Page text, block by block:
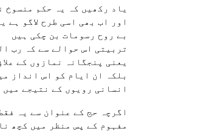
یاد رکھیں کہ یہ حکم منسوخ
اور اب بھی اسی طرح لاگو
بے روح رسومات بن چکی ہیں
تربیتی اس حوالے سے کہ رب
یعنی پنجگانہ نمازوں کے
بلکہ ان ایام کو اس انداز
انسانی رویوں کے نتیجے
مفہوم کے پس منظر میں کچھ